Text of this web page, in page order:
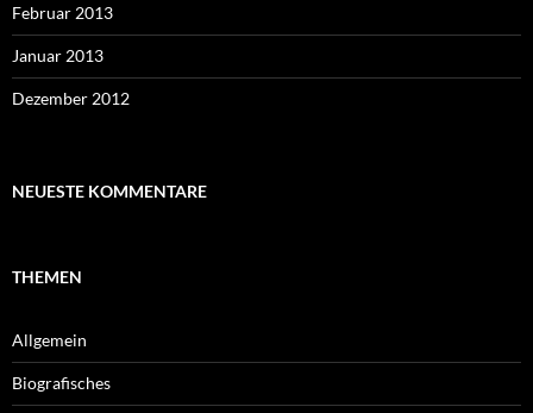
Februar 2013
Januar 2013
Dezember 2012
NEUESTE KOMMENTARE
THEMEN
Allgemein
Biografisches